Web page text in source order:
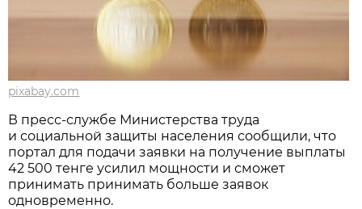
pixabay.com
В пресс-службе Министерства труда
и социальной защиты населения сообщили, что
портал для подачи заявки на получение выплаты
42 500 тенге усилил мощности и сможет
принимать принимать больше заявок
одновременно.